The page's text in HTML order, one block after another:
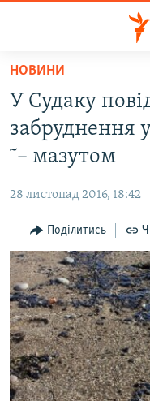
Перейти
основного
матеріалу
Перейти
основної
Перейти
до
пошуку
ВОДА.КРИМ
ВІДЕО ТА ФОТО
БЛОГИ
ПОГЛЯД
ІНТЕРВ'Ю
ВСЕ ЗА ДЕНЬ
СПЕЦПРОЕКТИ
ДЕПОРТАЦІЯ
ВІДЕОУРОКИ «ELIFBE»
ЯК ОБІЙТИ
Русский
НОВИНИ
У Судаку
забруднення
˜– мазутом
28 листопад 2016, 18:42
Поділитись